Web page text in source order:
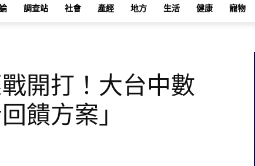
調查站 社會 產經 地方 生活 健康 寵物
開打！大台中數
饋方案」